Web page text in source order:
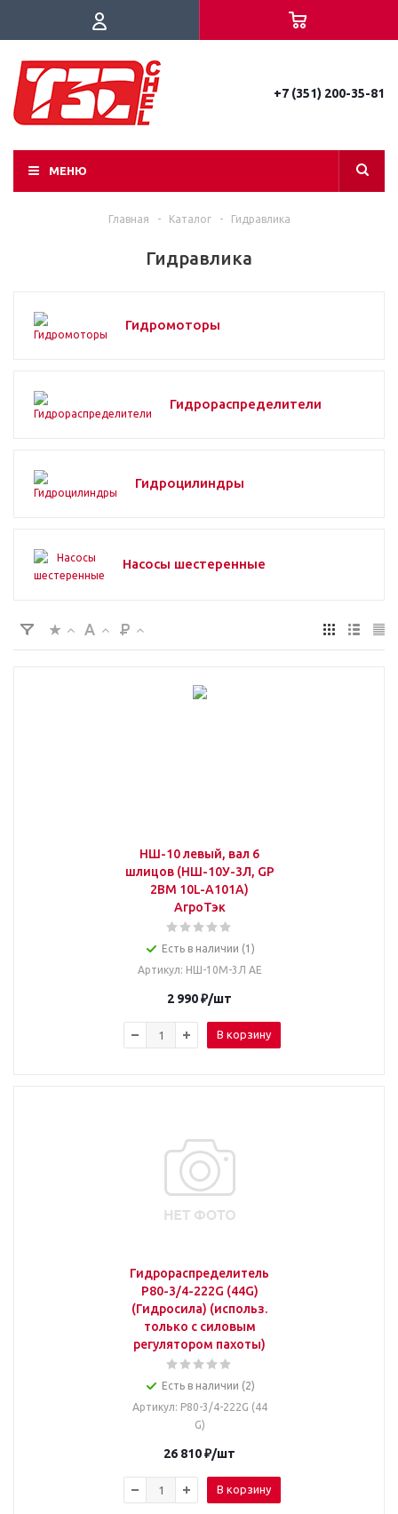
+7 (351) 200-35-81
МЕНЮ
Главная - Каталог - Гидравлика
Гидравлика
Гидромоторы
Гидрораспределители
Гидроцилиндры
Насосы шестеренные
НШ-10 левый, вал 6
шлицов (НШ-10У-3Л, GP
2ВМ 10L-А101А)
АгроТэк
Есть в наличии (1)
Артикул: НШ-10М-3Л АЕ
2 990₽/шт
В корзину
Гидрораспределитель
Р80-3/4-222G (44G)
(Гидросила) (использ.
только с силовым
регулятором пахоты)
Есть в наличии (2)
Артикул: Р80-3/4-222G (44
G)
26 810₽/шт
В корзину